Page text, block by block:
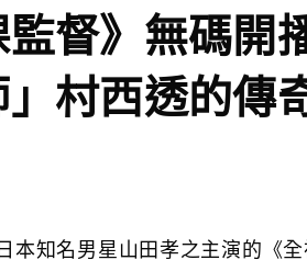
督》無碼開
」村西透的傳
本知名男星山田孝之主演的《